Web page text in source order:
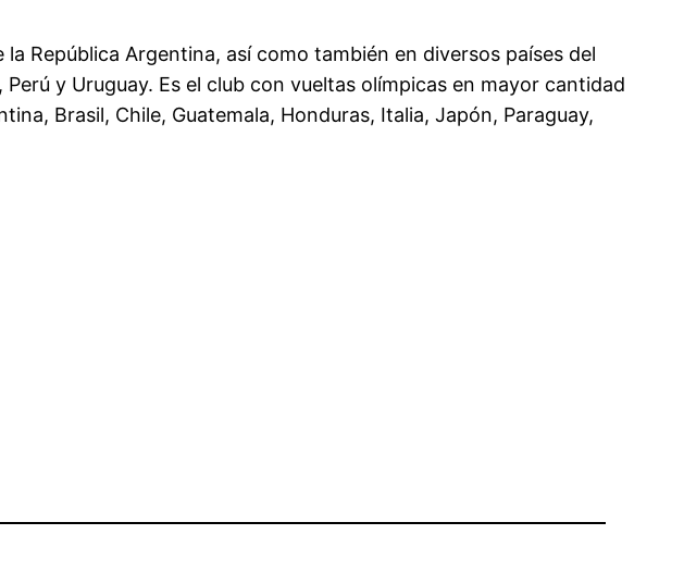
República Argentina, así como también en diversos países del
y Uruguay. Es el club con vueltas olímpicas en mayor cantidad
Brasil, Chile, Guatemala, Honduras, Italia, Japón, Paraguay,